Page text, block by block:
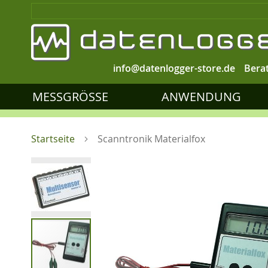
info@datenlogger-store.de
MESSGRÖSSE ANWENDUNG
Startseite Scanntronik Materialfox
Ende
der
Bildgalerie
springen